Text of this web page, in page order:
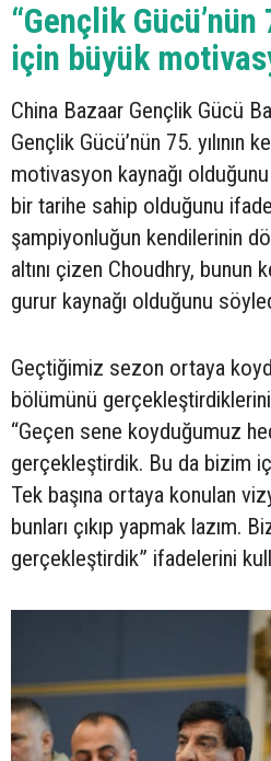
“Gençlik Gücü’nün
için büyük
China Bazaar Gençlik Gücü
Gençlik Gücü’nün 75. yılının
motivasyon kaynağı
bir tarihe sahip olduğunu
şampiyonluğun kendilerinin
altını çizen Choudhry, bunun
gurur kaynağı olduğunu
Geçtiğimiz sezon ortaya
bölümünü
“Geçen sene koyduğumuz
gerçekleştirdik. Bu da bizim
Tek başına ortaya konulan
bunları çıkıp yapmak lazım.
gerçekleştirdik” ifadelerini